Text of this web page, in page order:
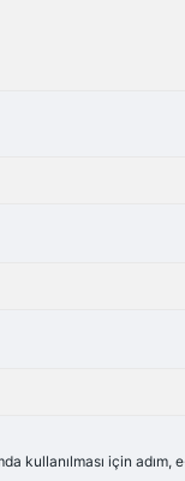
kullanılması için